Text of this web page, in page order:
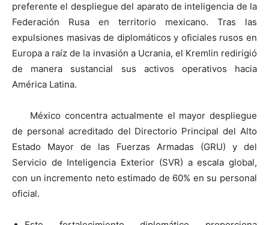
preferente el despliegue del aparato de inteligencia de la
Federación Rusa en territorio mexicano. Tras las
expulsiones masivas de diplomáticos y oficiales rusos en
Europa a raíz de la invasión a Ucrania, el Kremlin redirigió
de manera sustancial sus activos operativos hacia
América Latina.
México concentra actualmente el mayor despliegue
de personal acreditado del Directorio Principal del Alto
Estado Mayor de las Fuerzas Armadas (GRU) y del
Servicio de Inteligencia Exterior (SVR) a escala global,
con un incremento neto estimado de 60% en su personal
oficial.